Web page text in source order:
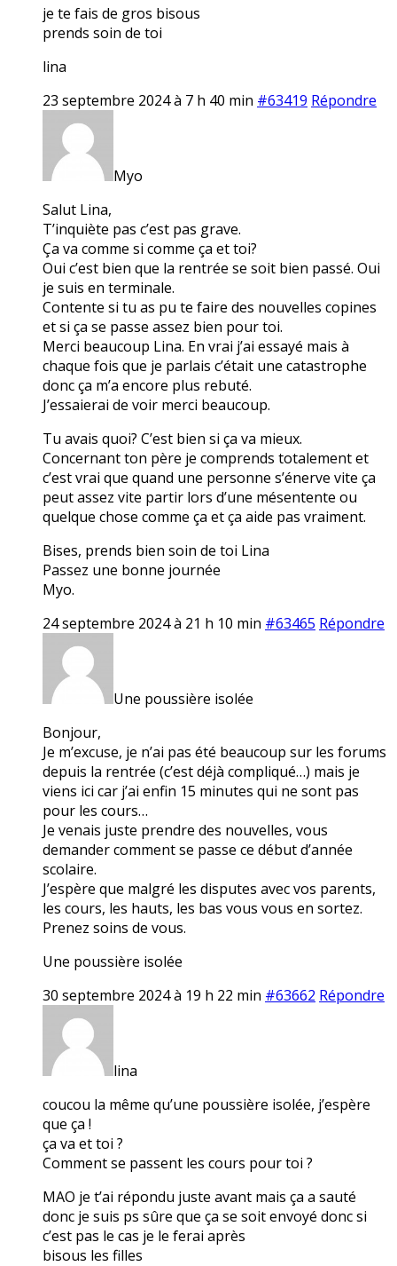
je te fais de gros bisous
prends soin de toi
lina
23 septembre 2024 à 7 h 40 min #63419 Répondre
Myo
Salut Lina,
T’inquiète pas c’est pas grave.
Ça va comme si comme ça et toi?
Oui c’est bien que la rentrée se soit bien passé. Oui
je suis en terminale.
Contente si tu as pu te faire des nouvelles copines
et si ça se passe assez bien pour toi.
Merci beaucoup Lina. En vrai j’ai essayé mais à
chaque fois que je parlais c’était une catastrophe
donc ça m’a encore plus rebuté.
J’essaierai de voir merci beaucoup.
Tu avais quoi? C’est bien si ça va mieux.
Concernant ton père je comprends totalement et
c’est vrai que quand une personne s’énerve vite ça
peut assez vite partir lors d’une mésentente ou
quelque chose comme ça et ça aide pas vraiment.
Bises, prends bien soin de toi Lina
Passez une bonne journée
Myo.
24 septembre 2024 à 21 h 10 min #63465 Répondre
Une poussière isolée
Bonjour,
Je m’excuse, je n’ai pas été beaucoup sur les forums
depuis la rentrée (c’est déjà compliqué…) mais je
viens ici car j’ai enfin 15 minutes qui ne sont pas
pour les cours…
Je venais juste prendre des nouvelles, vous
demander comment se passe ce début d’année
scolaire.
J’espère que malgré les disputes avec vos parents,
les cours, les hauts, les bas vous vous en sortez.
Prenez soins de vous.
Une poussière isolée
30 septembre 2024 à 19 h 22 min #63662 Répondre
lina
coucou la même qu’une poussière isolée, j’espère
que ça !
ça va et toi ?
Comment se passent les cours pour toi ?
MAO je t’ai répondu juste avant mais ça a sauté
donc je suis ps sûre que ça se soit envoyé donc si
c’est pas le cas je le ferai après
bisous les filles